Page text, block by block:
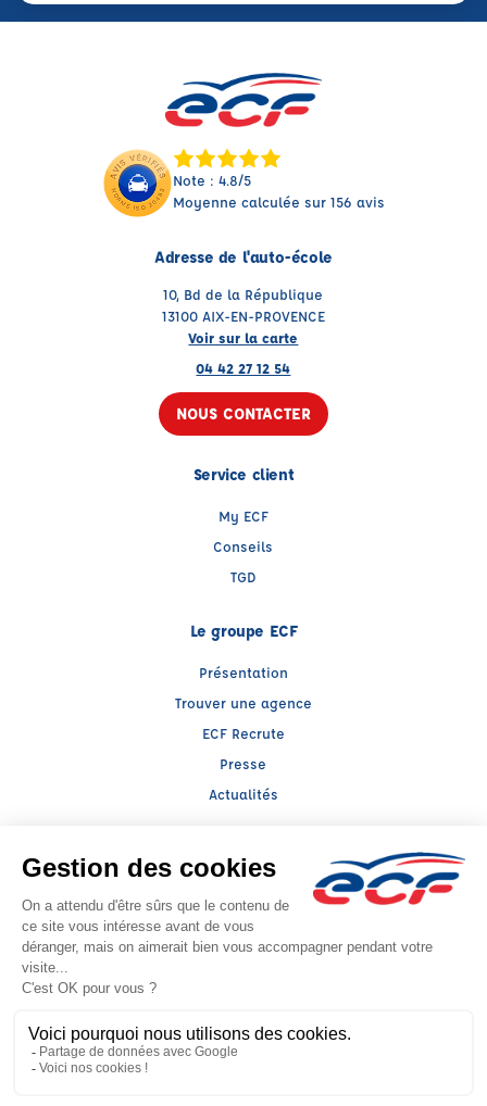
Note : 4.8/5
Moyenne calculée sur 156 avis
Adresse de l'auto-école
10, Bd de la République
13100 AIX-EN-PROVENCE
Voir sur la carte
04 42 27 12 54
NOUS CONTACTER
Service client
My ECF
Conseils
TGD
Le groupe ECF
Présentation
Trouver une agence
ECF Recrute
Presse
Actualités
Facebook (nouvelle fenêtre)
Instagram (nouvelle fenêtre)
YouTube (nouvelle fenêtre)
TikTok (nouvelle fenêtre)
Raison sociale : ECF REPUBLIQUE - Capital social: 93298€
SIREN: 349843771 - Numéro de TVA intracommunautaire: FR 55 349843771
Agrément n°E2301300200